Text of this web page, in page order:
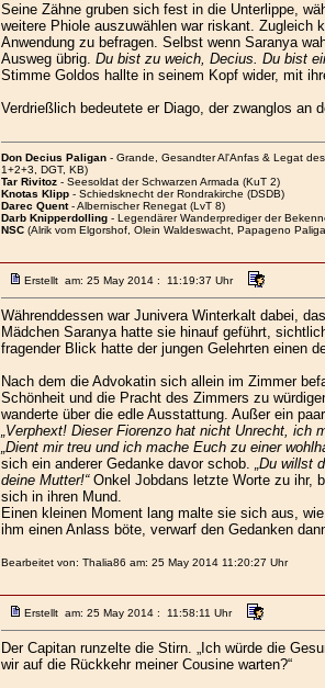
Seine Zähne gruben sich fest in die Unterlippe,
weitere Phiole auszuwählen war riskant. Zugleich
Anwendung zu befragen. Selbst wenn Saranya
Ausweg übrig. Du bist zu weich, Decius. Du bist
Stimme Goldos hallte in seinem Kopf wider, mit
Verdrießlich bedeutete er Diago, der zwanglos an
Don Decius Paligan- Grande, Gesandter Al'Anfas & Legat
1+2+3, DGT, KB)
Tar Rivitoz- Seesoldat der Schwarzen Armada (KuT 2)
Knotas Klipp- Schiedsknecht der Rondrakirche (DSDB)
Darec Quent- Albernischer Renegat (LvT 8)
Darb Knipperdolling- Legendärer Wanderprediger der
NSC(Alrik vom Elgorshof, Olein Waldeswacht, Papageno
Erstellt am: 25 May 2014 : 11:19:37 Uhr
Währenddessen war Junivera Winterkalt dabei,
Mädchen Saranya hatte sie hinauf geführt,
fragender Blick hatte der jungen Gelehrten einen
Nach dem die Advokatin sich allein im Zimmer
Schönheit und die Pracht des Zimmers zu
wanderte über die edle Ausstattung. Außer ein
„Verphext! Dieser Fiorenzo hat nicht Unrecht, ich
„Dient mir treu und ich mache Euch zu einer
sich ein anderer Gedanke davor schob. „Du willst
deine Mutter!“Onkel Jobdans letzte Worte zu ihr,
sich in ihren Mund.
Einen kleinen Moment lang malte sie sich aus,
ihm einen Anlass böte, verwarf den Gedanken
Bearbeitet von: Thalia86 am: 25 May 2014 11:20:27 Uhr
Erstellt am: 25 May 2014 : 11:58:11 Uhr
Der Capitan runzelte die Stirn. „Ich würde die
wir auf die Rückkehr meiner Cousine warten?“